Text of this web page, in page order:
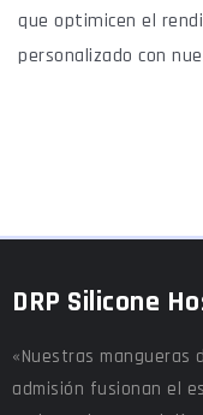
que optimicen el
personalizado con
DRP Silicone
«Nuestras mangueras
admisión fusionan el